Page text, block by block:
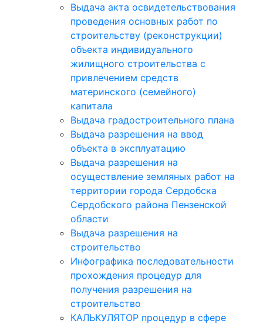
Выдача акта освидетельствования
проведения основных работ по
строительству (реконструкции)
объекта индивидуального
жилищного строительства с
привлечением средств
материнского (семейного)
капитала
Выдача градостроительного плана
Выдача разрешения на ввод
объекта в эксплуатацию
Выдача разрешения на
осуществление земляных работ на
территории города Сердобска
Сердобского района Пензенской
области
Выдача разрешения на
строительство
Инфографика последовательности
прохождения процедур для
получения разрешения на
строительство
КАЛЬКУЛЯТОР процедур в сфере